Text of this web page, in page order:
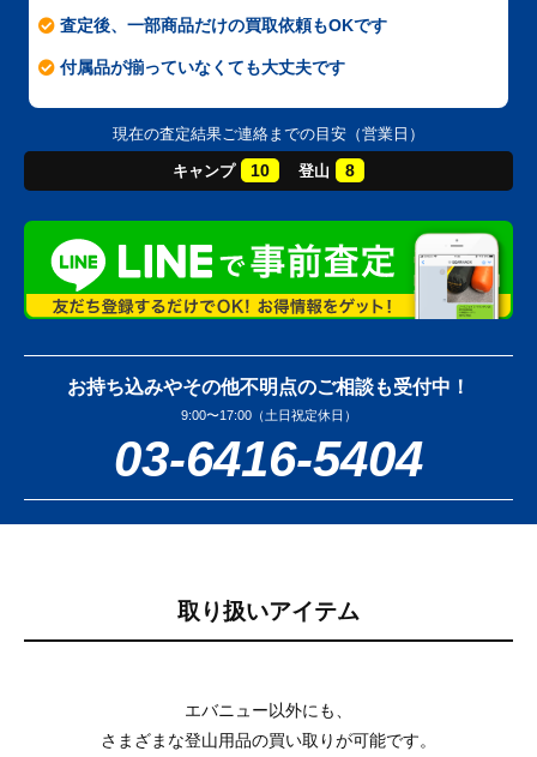
査定後、一部商品だけの買取依頼もOKです
付属品が揃っていなくても大丈夫です
現在の査定結果ご連絡までの目安（営業日）
キャンプ 10 登山 8
お持ち込みやその他不明点のご相談も受付中！
9:00〜17:00（土日祝定休日）
03-6416-5404
取り扱いアイテム
エバニュー以外にも、
さまざまな登山用品の買い取りが可能です。